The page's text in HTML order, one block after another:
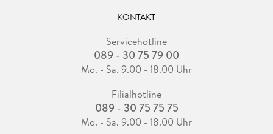
KONTAKT
Servicehotline
089 - 30 75 79 00
Mo. - Sa. 9.00 - 18.00 Uhr
Filialhotline
089 - 30 75 75 75
Mo. - Sa. 9.00 - 18.00 Uhr